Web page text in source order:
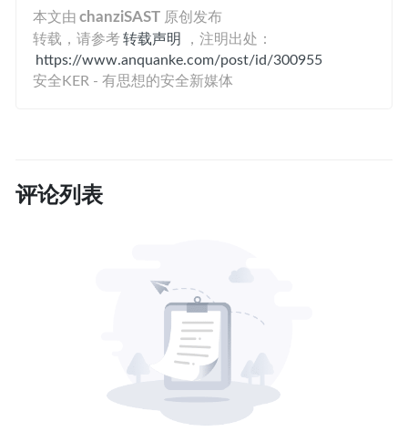
本文由 chanziSAST 原创发布
转载，请参考 转载声明
，注明出处：
https://www.anquanke.com/post/id/300955
安全KER - 有思想的安全新媒体
评论列表